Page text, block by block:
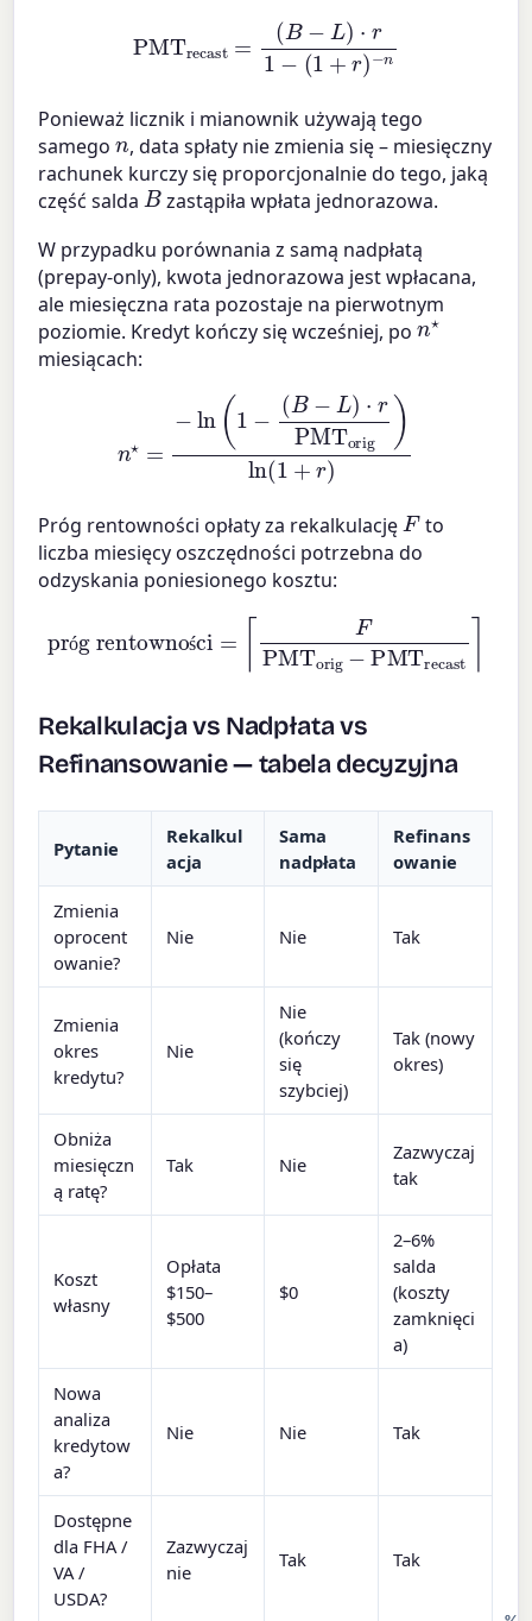
recast
(1+ −n
Ponieważ licznik i mianownik używają tego
samegon, data spłaty nie zmienia się – miesięczny
rachunek kurczy się proporcjonalnie do tego, jaką
część saldaBzastąpiła wpłata jednorazowa.
W przypadku porównania z samą nadpłatą
(prepay-only), kwota jednorazowa jest wpłacana,
ale miesięczna rata pozostaje na pierwotnym
poziomie. Kredyt kończy się wcześniej, pon⋆
miesiącach:
⋆ ln(1−
PMT orig) (1+ )
Próg rentowności opłaty za rekalkulacjęF to
liczba miesięcy oszczędności potrzebna do
odzyskania poniesionego kosztu:
ó ś
PMT PMT
Rekalkulacja vs Nadpłata vs
Refinansowanie — tabela decyzyjna
Pytanie
Rekalkul
acja
Sama
nadpłata
Refinans
owanie
Zmienia
oprocent
owanie?
Nie Nie Tak
Zmienia
okres
kredytu?
Nie
Nie
(kończy
się
szybciej)
Tak (nowy
okres)
Obniża
miesięczn
ą ratę?
Tak Nie
Zazwyczaj
tak
Koszt
własny
Opłata
$150–
$500
$0
2–6%
salda
(koszty
zamknięci
a)
Nowa
analiza
kredytow
a?
Nie Nie Tak
Dostępne
dla FHA /
VA /
USDA?
Zazwyczaj
nie
Tak Tak